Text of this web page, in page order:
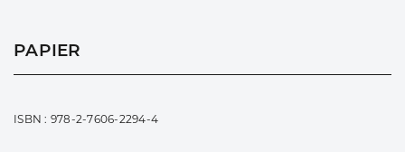
PAPIER
ISBN : 978-2-7606-2294-4